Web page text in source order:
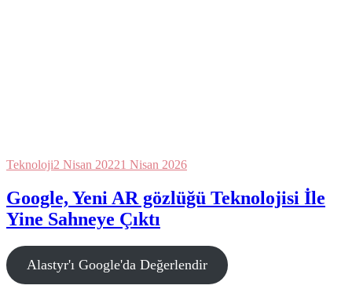
Teknoloji2 Nisan 20221 Nisan 2026
Google, Yeni AR gözlüğü Teknolojisi İle
Yine Sahneye Çıktı
Alastyr'ı Google'da Değerlendir